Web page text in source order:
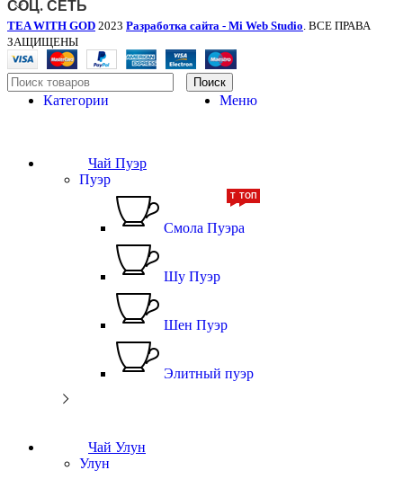
СОЦ. СЕТЬ
TEA WITH GOD 2023 Разработка сайта - Mi Web Studio. ВСЕ ПРАВА
ЗАЩИЩЕНЫ
Поиск
Меню
Категории
Чай Пуэр
Пуэр
Смола Пуэра
ТОП
Шу Пуэр
Шен Пуэр
Элитный пуэр
ТОП
Чай Улун
Улун